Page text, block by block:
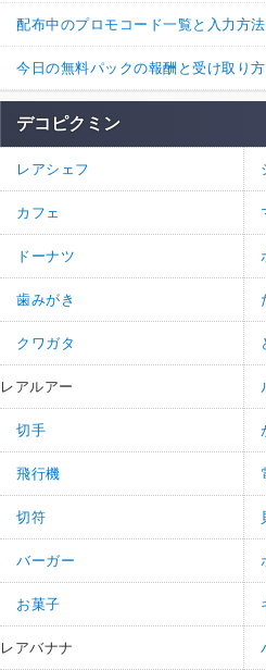
配布中のプロモコード一覧と入力方法
今日の無料パックの報酬と受け取り方
デコピクミン
レアシェフ
カフェ
ドーナツ
歯みがき
クワガタ
レアルアー
切手
飛行機
切符
バーガー
お菓子
レアバナナ